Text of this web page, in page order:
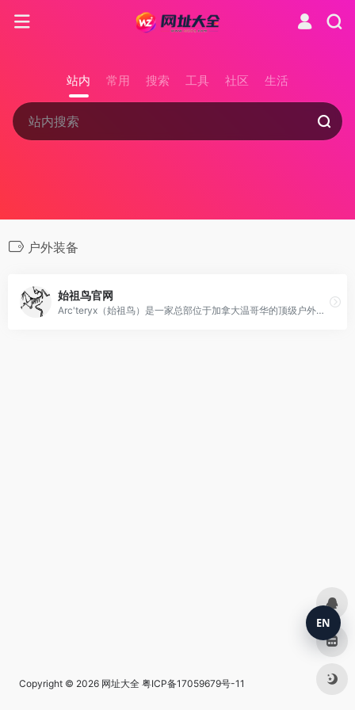
站内 常用 搜索 工具 社区 生活
户外装备
始祖鸟官网
Arc'teryx（始祖鸟）是一家总部位于加拿大温哥华的顶级户外用品品牌，以其对创新工艺和新技术的热衷追求、高质量的徒步、攀登和冰雪运动装备而闻名全球。
Copyright © 2026 网址大全 粤ICP备17059679号-11
EN